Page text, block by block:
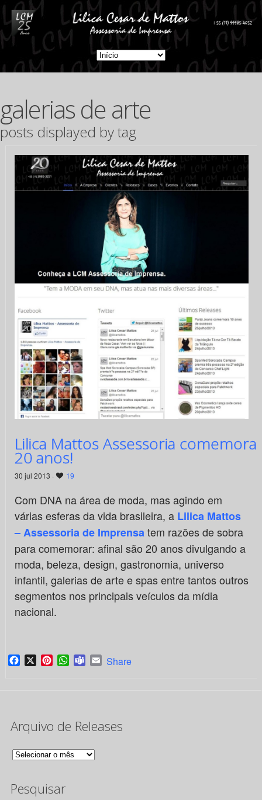
galerias de arte
posts displayed by tag
Lilica Mattos Assessoria comemora
20 anos!
30 jul 2013 · 19
Com DNA na área de moda, mas agindo em
várias esferas da vida brasileira, a Lilica Mattos
– Assessoria de Imprensatem razões de sobra
para comemorar: afinal são 20 anos divulgando a
moda, beleza, design, gastronomia, universo
infantil, galerias de arte e spas entre tantos outros
segmentos nos principais veículos da mídia
nacional.
Facebook
X PinterestWhatsApp
TeamsEmail
Share
Arquivo de Releases
Arquivo
Releases
Pesquisar